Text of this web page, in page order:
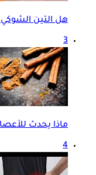
هل التين
3
ماذا يحدث
4